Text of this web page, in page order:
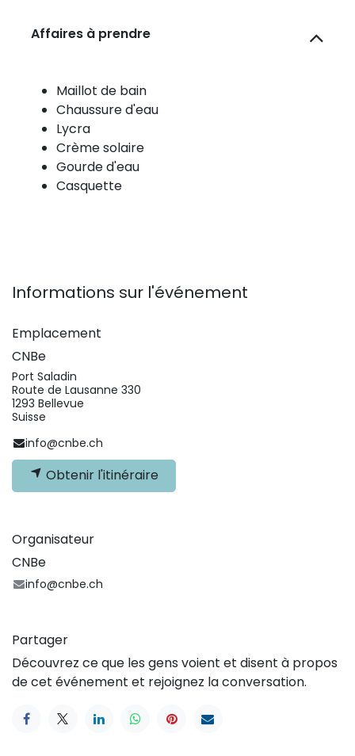
Affaires à prendre
Maillot de bain
Chaussure d'eau
Lycra
Crème solaire
Gourde d'eau
Casquette
Informations sur l'événement
Emplacement
CNBe
Port Saladin
Route de Lausanne 330
1293 Bellevue
Suisse
info@cnbe.ch
Obtenir l'itinéraire
Organisateur
CNBe
info@cnbe.ch
Partager
Découvrez ce que les gens voient et disent à propos
de cet événement et rejoignez la conversation.